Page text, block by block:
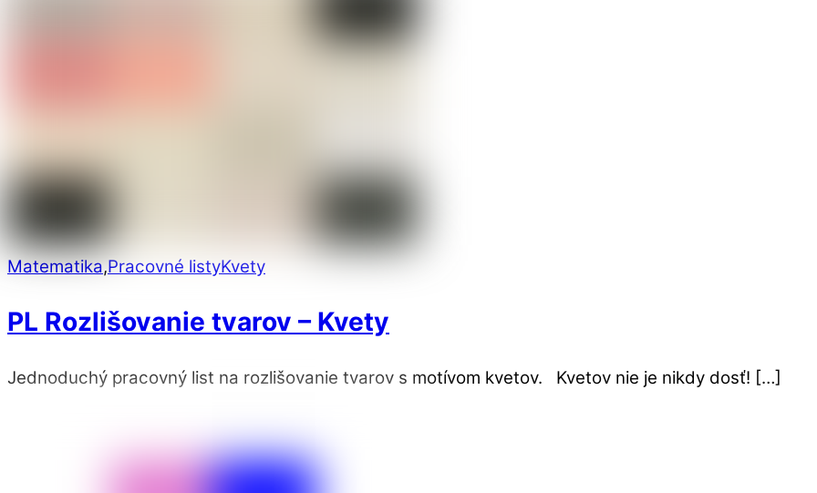
Matematika,Pracovné listyKvety
PL Rozlišovanie tvarov – Kvety
Jednoduchý pracovný list na rozlišovanie tvarov s motívom kvetov. Kvetov nie je nikdy dosť! […]